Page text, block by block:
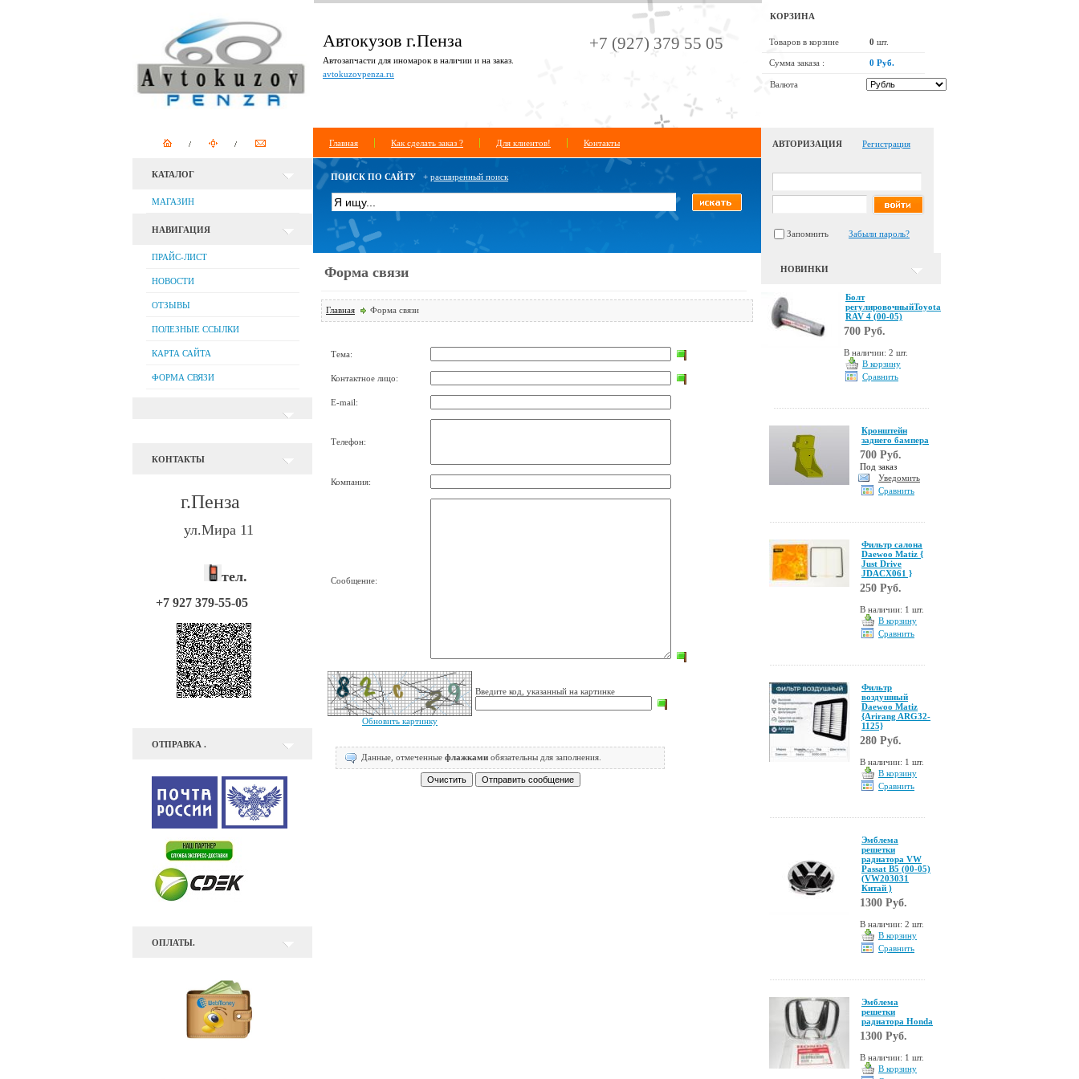
Автокузов г.Пенза
Автозапчасти для иномарок в наличии и на заказ.
avtokuzovpenza.ru
+7 (927) 379 55 05
КОРЗИНА
Товаров в корзине 0 шт.
Сумма заказа : 0 Руб.
Валюта
Главная Как сделать заказ ? Для клиентов! Контакты
КАТАЛОГ
МАГАЗИН
НАВИГАЦИЯ
ПРАЙС-ЛИСТ
НОВОСТИ
ОТЗЫВЫ
ПОЛЕЗНЫЕ ССЫЛКИ
КАРТА САЙТА
ФОРМА СВЯЗИ
КОНТАКТЫ
г.Пенза
ул.Мира 11
тел.
+7 927 379-55-05
ОТПРАВКА .
ОПЛАТЫ.
ПОИСК ПО САЙТУ + расширенный поиск
Форма связи
Главная Форма связи
Тема:
Контактное лицо:
E-mail:
Телефон:
Компания:
Сообщение:
Обновить картинку
Введите код, указанный на картинке
Данные, отмеченные флажками обязательны для заполнения.
АВТОРИЗАЦИЯ Регистрация
Запомнить Забыли пароль?
НОВИНКИ
Болт
регулировочныйToyota
RAV 4 (00-05)
700 Руб.
В наличии: 2 шт.
В корзину
Сравнить
Кронштейн
заднего бампера
700 Руб.
Под заказ
Уведомить
Сравнить
Фильтр салона
Daewoo Matiz {
Just Drive
JDACX061 }
250 Руб.
В наличии: 1 шт.
В корзину
Сравнить
Фильтр
воздушный
Daewoo Matiz
{Arirang ARG32-
1125}
280 Руб.
В наличии: 1 шт.
В корзину
Сравнить
Эмблема
решетки
радиатора VW
Passat B5 (00-05)
(VW203031
Китай )
1300 Руб.
В наличии: 2 шт.
В корзину
Сравнить
Эмблема
решетки
радиатора Honda
1300 Руб.
В наличии: 1 шт.
В корзину